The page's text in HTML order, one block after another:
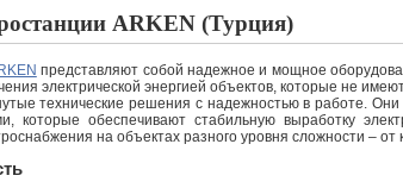
ARKEN (Турция)
представляют собой надежное и мощное
электрической энергией объектов, которые не
технические решения с надежностью в работе.
которые обеспечивают стабильную выработку
на объектах разного уровня сложности –